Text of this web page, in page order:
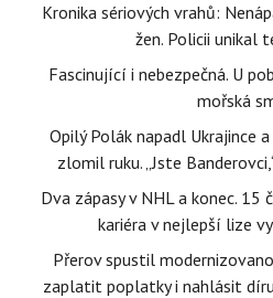
Kronika sériových vrahů:
žen. Policii unikal
Fascinující i nebezpečná. U
mořská
Opilý Polák napadl Ukrajince
zlomil ruku. „Jste
Dva zápasy v NHL a konec. 15
kariéra v nejlepší lize
Přerov spustil
zaplatit poplatky i nahlásit